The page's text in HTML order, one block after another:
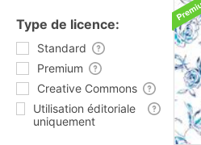
Type de licence:
Standard
Premium
Creative Commons
Utilisation éditoriale
uniquement